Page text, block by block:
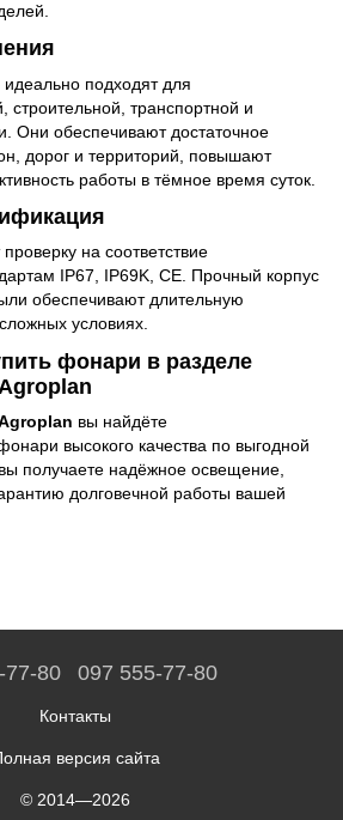
подходят для
строительной, транспортной и
Они обеспечивают достаточное
дорог и территорий, повышают
работы в тёмное время суток.
на соответствие
IP67, IP69K, CE. Прочный корпус
обеспечивают длительную
условиях.
фонари в разделе
вы найдёте
высокого качества по выгодной
получаете надёжное освещение,
долговечной работы вашей
77-80 097 555-77-80
Контакты
версия сайта
© 2014—2026